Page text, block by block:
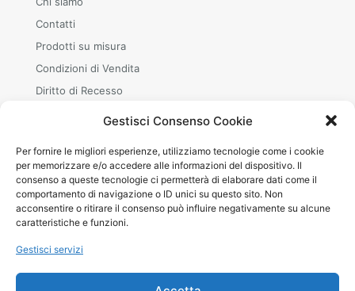
Gestisci Consenso Cookie
Per fornire le migliori esperienze, utilizziamo tecnologie come i cookie
per memorizzare e/o accedere alle informazioni del dispositivo. Il
consenso a queste tecnologie ci permetterà di elaborare dati come il
comportamento di navigazione o ID unici su questo sito. Non
acconsentire o ritirare il consenso può influire negativamente su alcune
caratteristiche e funzioni.
Gestisci servizi
Contatti
Prodotti su misura
Condizioni di Vendita
Diritto di Recesso
ORARI
Mar–Sab
08.30–12.00 · 15.00–19.00
+39 380 240 8642 (WhatsApp)